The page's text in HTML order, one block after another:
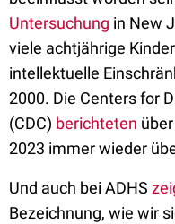
Untersuchung in New
viele achtjährige
intellektuelle
2000. Die Centers for
(CDC) berichteten
2023 immer wieder
Und auch bei ADHS
Bezeichnung, wie wir